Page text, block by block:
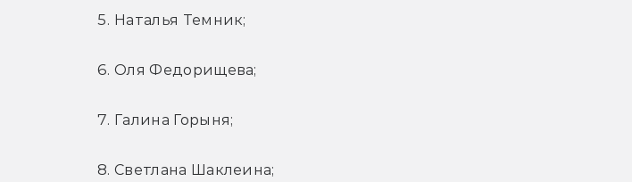
Наталья Темник;
Оля Федорищева;
Галина Горыня;
Светлана Шаклеина;